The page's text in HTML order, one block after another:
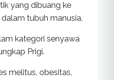
yang dibuang ke
tubuh manusia.
kategori senyawa
Prigi.
melitus, obesitas,